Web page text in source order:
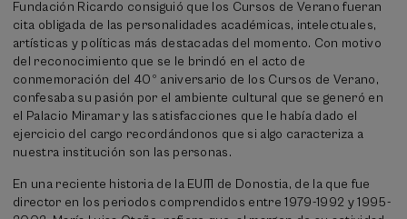
Fundación Ricardo consiguió que los Cursos de Verano fueran
cita obligada de las personalidades académicas, intelectuales,
artísticas y políticas más destacadas del momento. Con motivo
del reconocimiento que se le brindó en el acto de
conmemoración del 40º aniversario de los Cursos de Verano,
confesaba su pasión por el ambiente cultural que se generó en
el Palacio Miramar y las satisfacciones que le había dado el
ejercicio del cargo recordándonos que si algo caracteriza a
nuestra institución son las personas.
En una reciente historia de la EUITI de Donostia, de la que fue
director en los periodos comprendidos entre 1979-1992 y 1995-